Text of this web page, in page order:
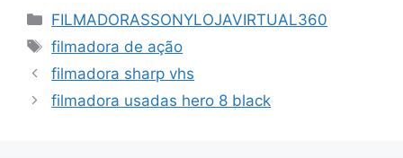
Categorias
FILMADORASSONYLOJAVIRTUAL360
Tags
filmadora de ação
filmadora sharp vhs
filmadora usadas hero 8 black